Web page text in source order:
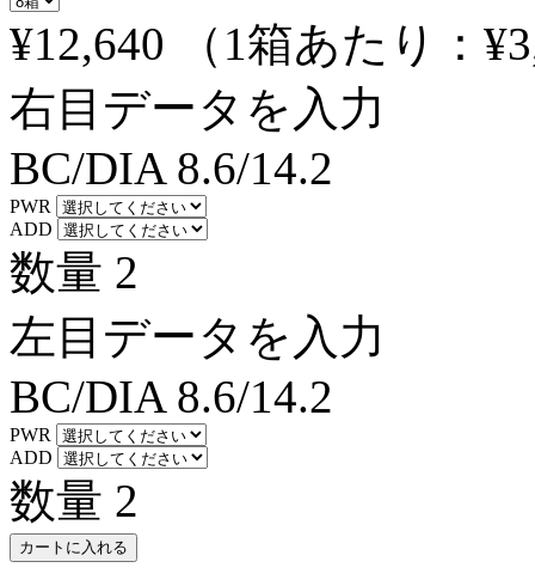
¥12,640
（1箱あたり：
右目データを入力
BC/DIA 8.6/14.2
PWR
ADD
数量 2
左目データを入力
BC/DIA 8.6/14.2
PWR
ADD
数量 2
カートに入れる